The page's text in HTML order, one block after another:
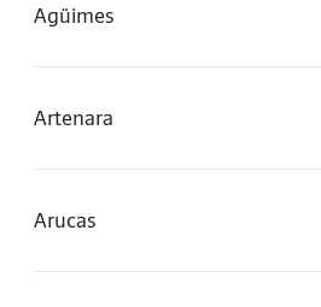
Agüimes
Artenara
Arucas